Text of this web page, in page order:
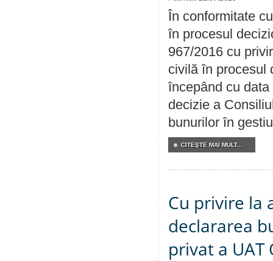
În conformitate
în procesul
967/2016 cu
civilă în procesul
începând cu
decizie a
bunurilor în
CITEŞTE MAI MULT...
Cu privire la
declararea
privat a UAT